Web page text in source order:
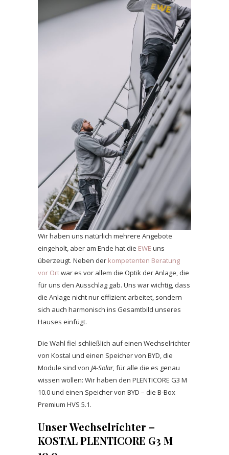
Wir haben uns natürlich mehrere Angebote
eingeholt, aber am Ende hat die EWE uns
überzeugt. Neben der kompetenten Beratung
vor Ortwar es vor allem die Optik der Anlage, die
für uns den Ausschlag gab. Uns war wichtig, dass
die Anlage nicht nur effizient arbeitet, sondern
sich auch harmonisch ins Gesamtbild unseres
Hauses einfügt.
Die Wahl fiel schließlich auf einen Wechselrichter
von Kostal und einen Speicher von BYD, die
Module sind von JA-Solar, für alle die es genau
wissen wollen: Wir haben den PLENTICORE G3 M
10.0 und einen Speicher von BYD – die B-Box
Premium HVS 5.1.
Unser Wechselrichter –
KOSTAL PLENTICORE G3 M